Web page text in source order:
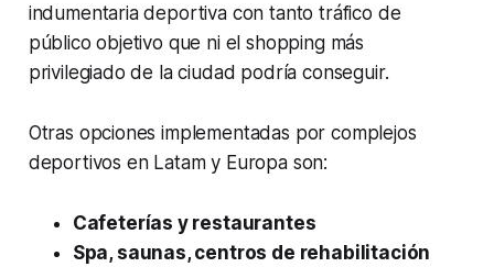
indumentaria deportiva con tanto tráfico de
público objetivo que ni el shopping más
privilegiado de la ciudad podría conseguir.
Otras opciones implementadas por complejos
deportivos en Latam y Europa son:
Cafeterías y restaurantes
Spa, saunas, centros de rehabilitación